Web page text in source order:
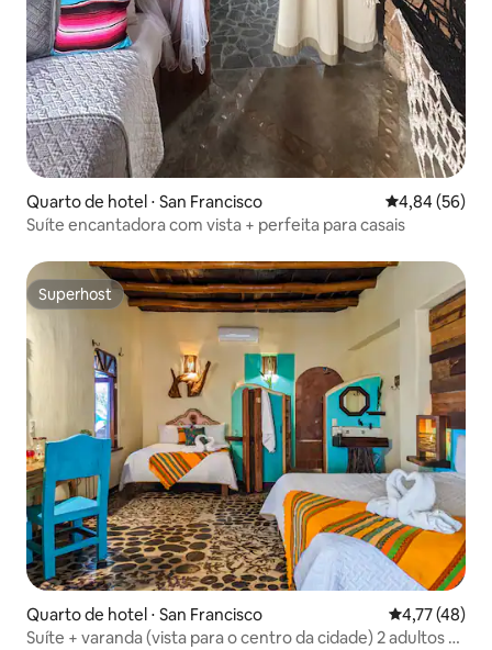
Quarto de hotel ⋅ San Francisco 4,84 de uma
4,84 (56)
Suíte encantadora com vista + perfeita para casais
Superhost
Superhost
Quarto de hotel ⋅ San Francisco 4,77 de uma
4,77 (48)
Suíte + varanda (vista para o centro da cidade) 2 adultos 2